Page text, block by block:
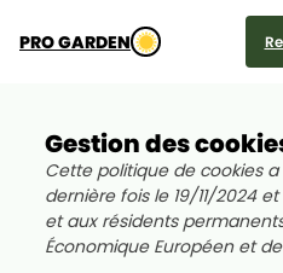
PRO GARDEN
Gestion des
Cette politique de cookies
dernière fois le 19/11/2024
et aux résidents
Économique Européen et de